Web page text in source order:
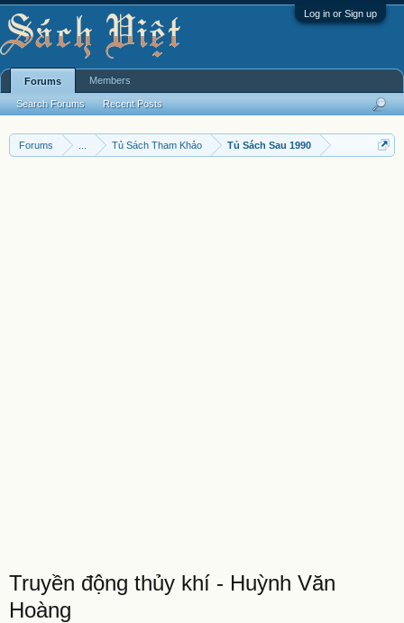
Log in or Sign up
Forums Tủ Sách Tham Khảo Tủ Sách Sau 1990
Truyền động thủy khí - Huỳnh Văn
Hoàng
Forums
Search Forums Recent Posts
Members